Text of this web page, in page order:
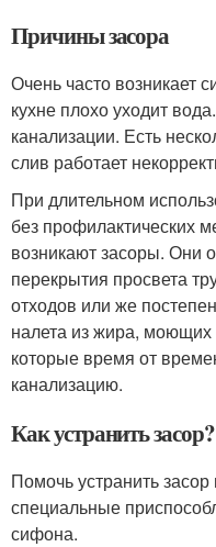
Причины засора
Очень часто возникает
кухне плохо уходит
канализации. Есть
слив работает
При длительном
без профилактических
возникают засоры. Они
перекрытия просвета
отходов или же
налета из жира, моющих
которые время от
канализацию.
Как устранить засор?
Помочь устранить
специальные
сифона.